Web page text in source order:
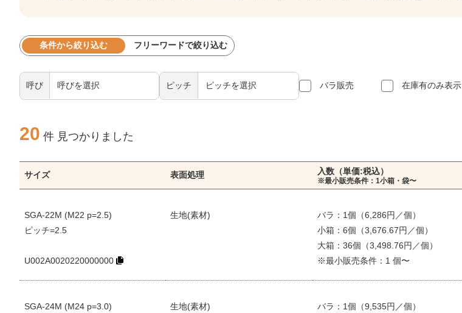
条件から絞り込む フリーワードで絞り込む
呼び ピッチ バラ販売 在庫有のみ表示
20 件 見つかりました
サイズ 表面処理 入数（単価:税込）
※最小販売条件：1小箱・袋〜
SGA-22M (M22 p=2.5)
ピッチ=2.5
U002A0020220000000
生地(素材)
バラ：1個（6,286円／個）
小箱：6個（3,676.67円／個）
大箱：36個（3,498.76円／個）
※最小販売条件：1 個〜
SGA-24M (M24 p=3.0)
生地(素材)
バラ：1個（9,535円／個）